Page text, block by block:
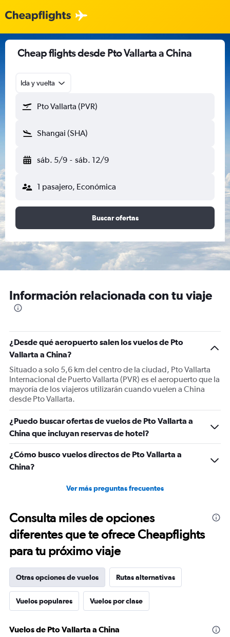
Cheap flights desde Pto Vallarta a China
Ida y vuelta
Pto Vallarta (PVR)
Shangai (SHA)
sáb. 5/9 - sáb. 12/9
1 pasajero, Económica
Buscar ofertas
Información relacionada con tu viaje
¿Desde qué aeropuerto salen los vuelos de Pto
Vallarta a China?
Situado a solo 5,6 km del centro de la ciudad, Pto Vallarta
Internacional de Puerto Vallarta (PVR) es el aeropuerto que la
mayoría de los viajeros utilizarán cuando vuelen a China
desde Pto Vallarta.
¿Puedo buscar ofertas de vuelos de Pto Vallarta a
China que incluyan reservas de hotel?
¿Cómo busco vuelos directos de Pto Vallarta a
China?
Ver más preguntas frecuentes
Consulta miles de opciones
diferentes que te ofrece Cheapflights
para tu próximo viaje
Otras opciones de vuelos Rutas alternativas
Vuelos populares Vuelos por clase
Vuelos de Pto Vallarta a China